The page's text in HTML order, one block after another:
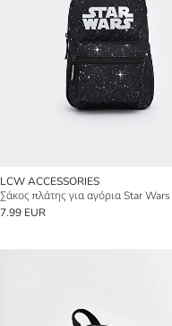
LCW ACCESSORIES
7.99 EUR